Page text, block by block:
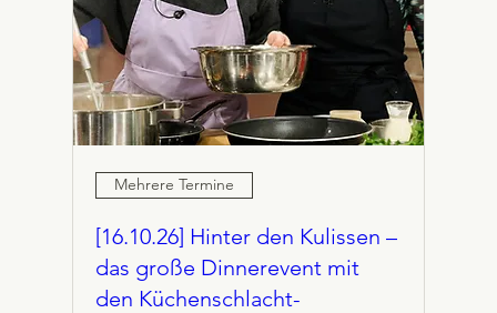
Mehrere Termine
[16.10.26] Hinter den Kulissen –
das große Dinnerevent mit
den Küchenschlacht-